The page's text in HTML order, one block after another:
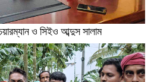
ও সিইও আব্দুস সালাম